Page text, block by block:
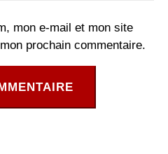
mon e-mail et mon site
prochain commentaire.